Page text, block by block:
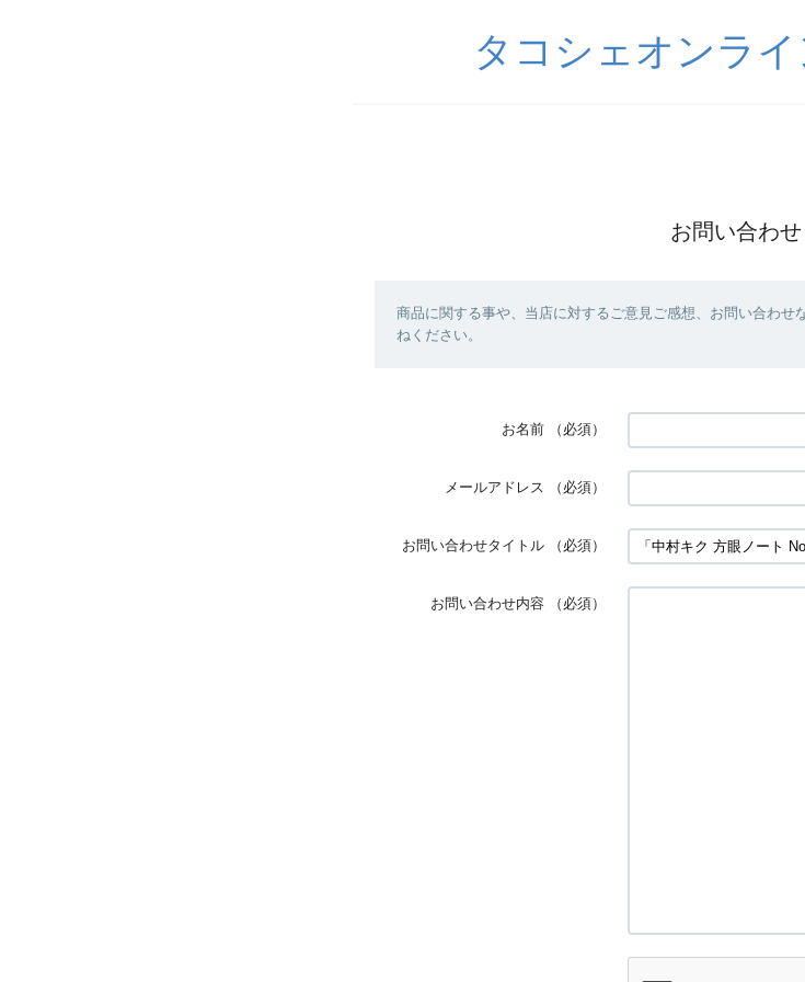
タコシェオンラ
お問い合わせ
商品に関する事や、当店に対するご意見ご感想、お問い合わせ
ねください。
お名前 （必須）
メールアドレス （必須）
お問い合わせタイトル （必須）
お問い合わせ内容 （必須）